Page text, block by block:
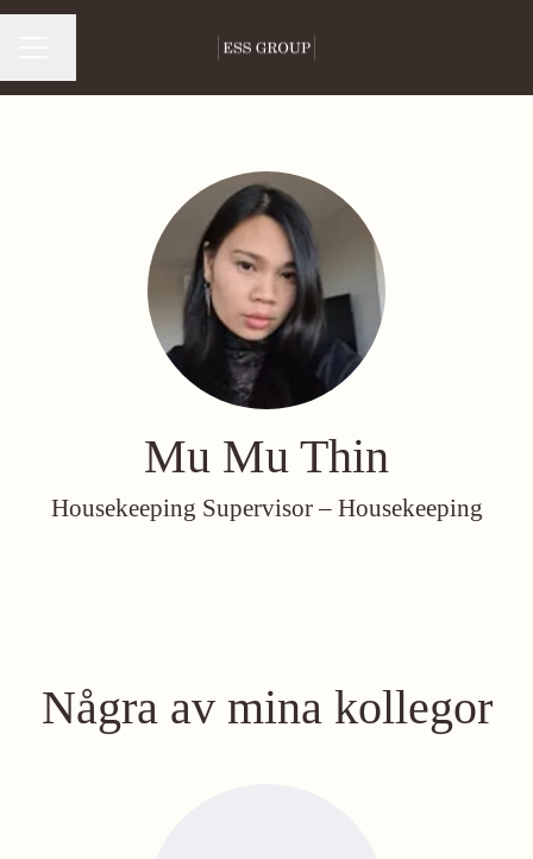
Mu Mu Thin
Housekeeping Supervisor – Housekeeping
Några av mina kollegor